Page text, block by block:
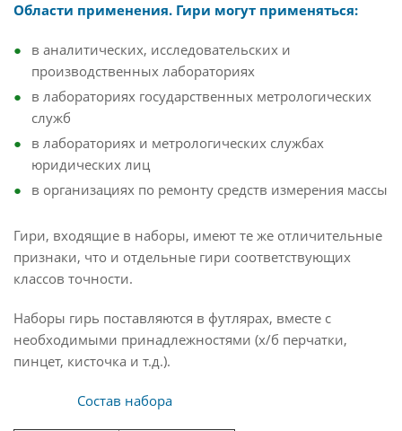
Области применения. Гири могут применяться:
в аналитических, исследовательских и
производственных лабораториях
в лабораториях государственных метрологических
служб
в лабораториях и метрологических службах
юридических лиц
в организациях по ремонту средств измерения массы
Гири, входящие в наборы, имеют те же отличительные
признаки, что и отдельные гири соответствующих
классов точности.
Наборы гирь поставляются в футлярах, вместе с
необходимыми принадлежностями (х/б перчатки,
пинцет, кисточка и т.д.).
Состав набора